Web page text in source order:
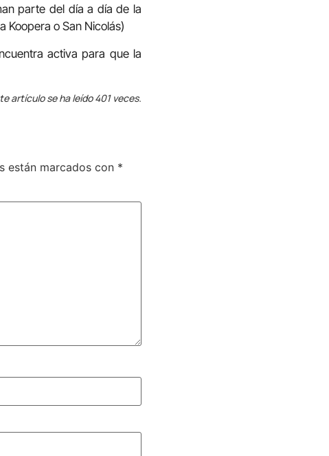
parte del día a día de la
Koopera o San Nicolás)
activa para que la
artículo se ha leído 401 veces.
están marcados con *